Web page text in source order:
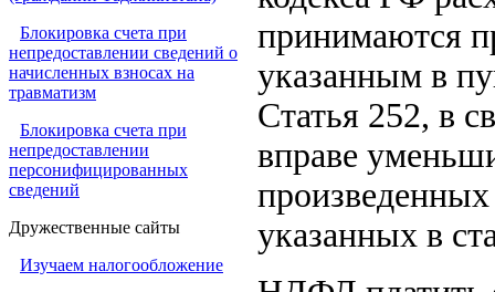
Блокировка счета при
непредоставлении сведений о
начисленных взносах на
травматизм
Блокировка счета при
непредоставлении
персонифицированных
сведений
Дружественные сайты
Изучаем налогообложение
принимаются
указанным в
Статья 252, в
вправе
указанных в